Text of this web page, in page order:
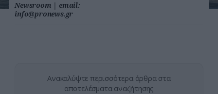
Newsroom | email:
info@pronews.gr
Ανακαλύψτε περισσότερα άρθρα στα
αποτελέσματα αναζήτησης